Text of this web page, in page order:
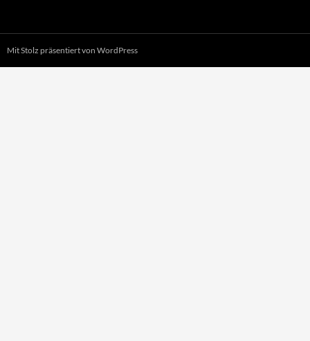
Mit Stolz präsentiert von WordPress